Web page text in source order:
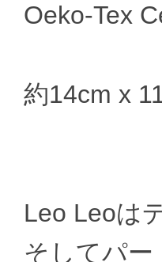
Oeko-Tex
約14cm x
Leo Leoは
そしてパー